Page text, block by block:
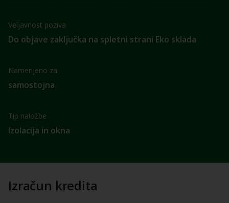
Veljavnost poziva
Do objave zaključka na spletni strani Eko sklada
Namenjeno za
samostojna
Tip naložbe
Izolacija in okna
Izračun kredita